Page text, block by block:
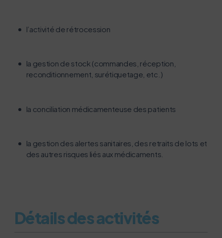
l’activité de rétrocession
la gestion de stock (commandes, réception,
reconditionnement, surétiquetage, etc.)
la conciliation médicamenteuse des patients
la gestion des alertes sanitaires, des retraits de lots et
des autres risques liés aux médicaments.
Détails des activités